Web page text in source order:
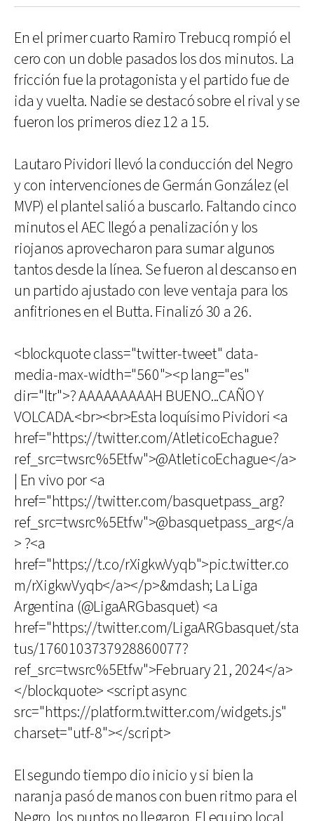
En el primer cuarto Ramiro Trebucq rompió el
cero con un doble pasados los dos minutos. La
fricción fue la protagonista y el partido fue de
ida y vuelta. Nadie se destacó sobre el rival y se
fueron los primeros diez 12 a 15.
Lautaro Pividori llevó la conducción del Negro
y con intervenciones de Germán González (el
MVP) el plantel salió a buscarlo. Faltando cinco
minutos el AEC llegó a penalización y los
riojanos aprovecharon para sumar algunos
tantos desde la línea. Se fueron al descanso en
un partido ajustado con leve ventaja para los
anfitriones en el Butta. Finalizó 30 a 26.
<blockquote class="twitter-tweet" data-
media-max-width="560"><p lang="es"
dir="ltr">? AAAAAAAAAH BUENO...CAÑO Y
VOLCADA.<br><br>Esta loquísimo Pividori <a
href="https://twitter.com/AtleticoEchague?
ref_src=twsrc%5Etfw">@AtleticoEchague</a>
| En vivo por <a
href="https://twitter.com/basquetpass_arg?
ref_src=twsrc%5Etfw">@basquetpass_arg</a
> ?<a
href="https://t.co/rXigkwVyqb">pic.twitter.co
m/rXigkwVyqb</a></p>&mdash; La Liga
Argentina (@LigaARGbasquet) <a
href="https://twitter.com/LigaARGbasquet/sta
tus/1760103737928860077?
ref_src=twsrc%5Etfw">February 21, 2024</a>
</blockquote> <script async
src="https://platform.twitter.com/widgets.js"
charset="utf-8"></script>
El segundo tiempo dio inicio y si bien la
naranja pasó de manos con buen ritmo para el